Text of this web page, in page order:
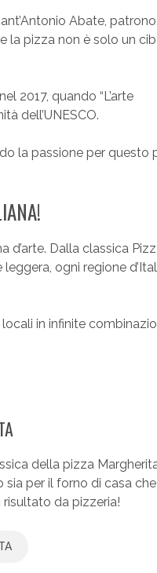
Abate,
la pizza non è solo un
2017, quando “L’arte
dell’UNESCO.
la passione per questo
d’arte. Dalla classica
ogni regione
in infinite
della pizza
per il forno di casa
risultato da pizzeria!